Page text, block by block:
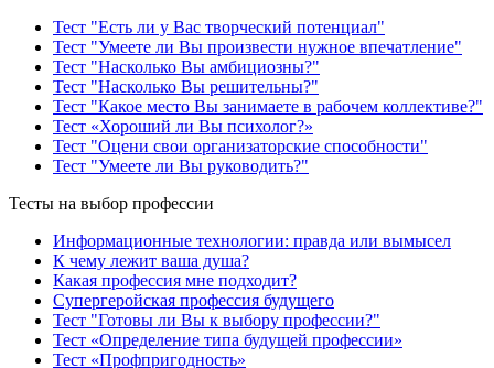
Тест "Есть ли у Вас творческий потенциал"
Тест "Умеете ли Вы произвести нужное впечатление"
Тест "Насколько Вы амбициозны?"
Тест "Насколько Вы решительны?"
Тест "Какое место Вы занимаете в рабочем коллективе?"
Тест «Хороший ли Вы психолог?»
Тест "Оцени свои организаторские способности"
Тест "Умеете ли Вы руководить?"
Тесты на выбор профессии
Информационные технологии: правда или вымысел
К чему лежит ваша душа?
Какая профессия мне подходит?
Супергеройская профессия будущего
Тест "Готовы ли Вы к выбору профессии?"
Тест «Определение типа будущей профессии»
Тест «Профпригодность»